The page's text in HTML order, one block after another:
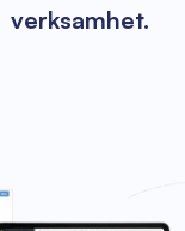
verksamhet.